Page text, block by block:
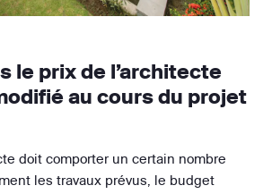
le prix de l’architecte
au cours du projet
doit comporter un certain nombre
les travaux prévus, le budget